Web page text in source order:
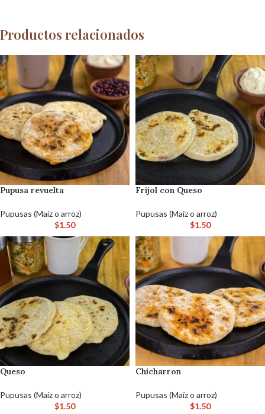
Productos relacionados
Pupusa revuelta
Pupusas (Maíz o arroz)
$1.50
Frijol con Queso
Pupusas (Maíz o arroz)
$1.50
Queso
Pupusas (Maíz o arroz)
$1.50
Chicharron
Pupusas (Maíz o arroz)
$1.50